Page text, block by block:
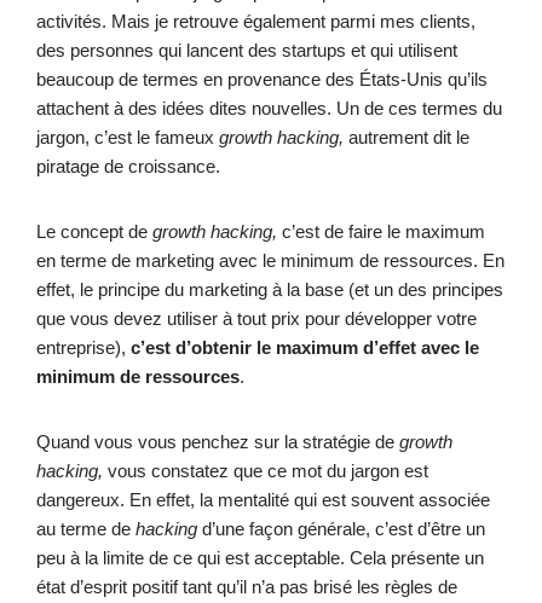
activités. Mais je retrouve également parmi mes clients,
des personnes qui lancent des startups et qui utilisent
beaucoup de termes en provenance des États-Unis qu’ils
attachent à des idées dites nouvelles. Un de ces termes du
jargon, c’est le fameux growth hacking, autrement dit le
piratage de croissance.
Le concept de growth hacking, c’est de faire le maximum
en terme de marketing avec le minimum de ressources. En
effet, le principe du marketing à la base (et un des principes
que vous devez utiliser à tout prix pour développer votre
entreprise), c’est d’obtenir le maximum d’effet avec le
minimum de ressources.
Quand vous vous penchez sur la stratégie de growth
hacking, vous constatez que ce mot du jargon est
dangereux. En effet, la mentalité qui est souvent associée
au terme de hacking d’une façon générale, c’est d’être un
peu à la limite de ce qui est acceptable. Cela présente un
état d’esprit positif tant qu’il n’a pas brisé les règles de